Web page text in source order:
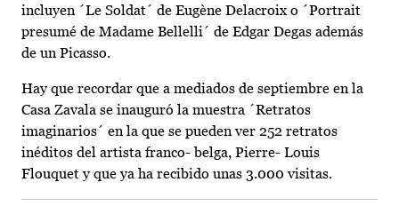
incluyen ´Le Soldat´ de Eugène Delacroix o ´Portrait
presumé de Madame Bellelli´ de Edgar Degas además
de un Picasso.
Hay que recordar que a mediados de septiembre en la
Casa Zavala se inauguró la muestra ´Retratos
imaginarios´ en la que se pueden ver 252 retratos
inéditos del artista franco- belga, Pierre- Louis
Flouquet y que ya ha recibido unas 3.000 visitas.